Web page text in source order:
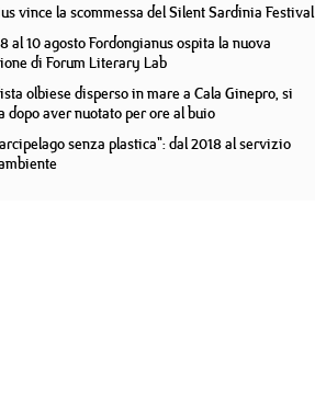
vince la scommessa del Silent Sardinia Festival
al 10 agosto Fordongianus ospita la nuova
di Forum Literary Lab
olbiese disperso in mare a Cala Ginepro, si
dopo aver nuotato per ore al buio
senza plastica": dal 2018 al servizio